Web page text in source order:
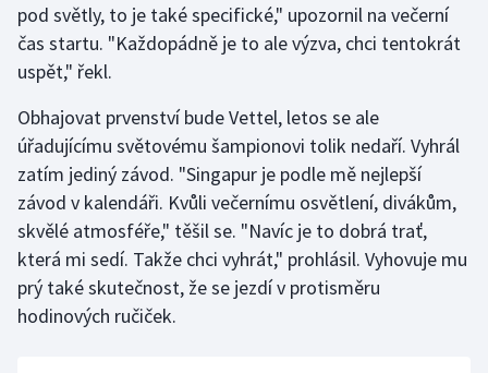
Volejbal
Ostatní
pod světly, to je také specifické," upozornil na večerní
čas startu. "Každopádně je to ale výzva, chci tentokrát
uspět," řekl.
Obhajovat prvenství bude Vettel, letos se ale
úřadujícímu světovému šampionovi tolik nedaří. Vyhrál
zatím jediný závod. "Singapur je podle mě nejlepší
závod v kalendáři. Kvůli večernímu osvětlení, divákům,
skvělé atmosféře," těšil se. "Navíc je to dobrá trať,
která mi sedí. Takže chci vyhrát," prohlásil. Vyhovuje mu
prý také skutečnost, že se jezdí v protisměru
hodinových ručiček.